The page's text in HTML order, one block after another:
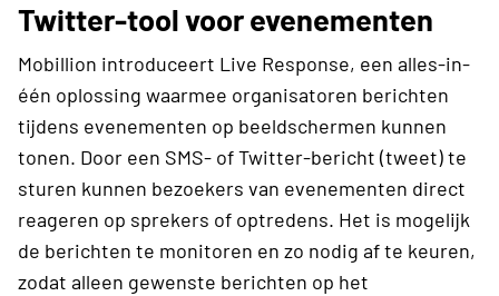
Twitter-tool voor evenementen
Mobillion introduceert Live Response, een alles-in-
één oplossing waarmee organisatoren berichten
tijdens evenementen op beeldschermen kunnen
tonen. Door een SMS- of Twitter-bericht (tweet) te
sturen kunnen bezoekers van evenementen direct
reageren op sprekers of optredens. Het is mogelijk
de berichten te monitoren en zo nodig af te keuren,
zodat alleen gewenste berichten op het